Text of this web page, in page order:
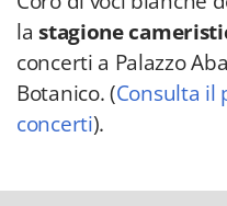
lastagione
concerti a Palazzo
Botanico. (Consulta il
concerti).